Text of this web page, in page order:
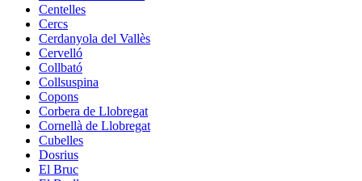
Centelles
Cercs
Cerdanyola del Vallès
Cervelló
Collbató
Collsuspina
Copons
Corbera de Llobregat
Cornellà de Llobregat
Cubelles
Dosrius
El Bruc